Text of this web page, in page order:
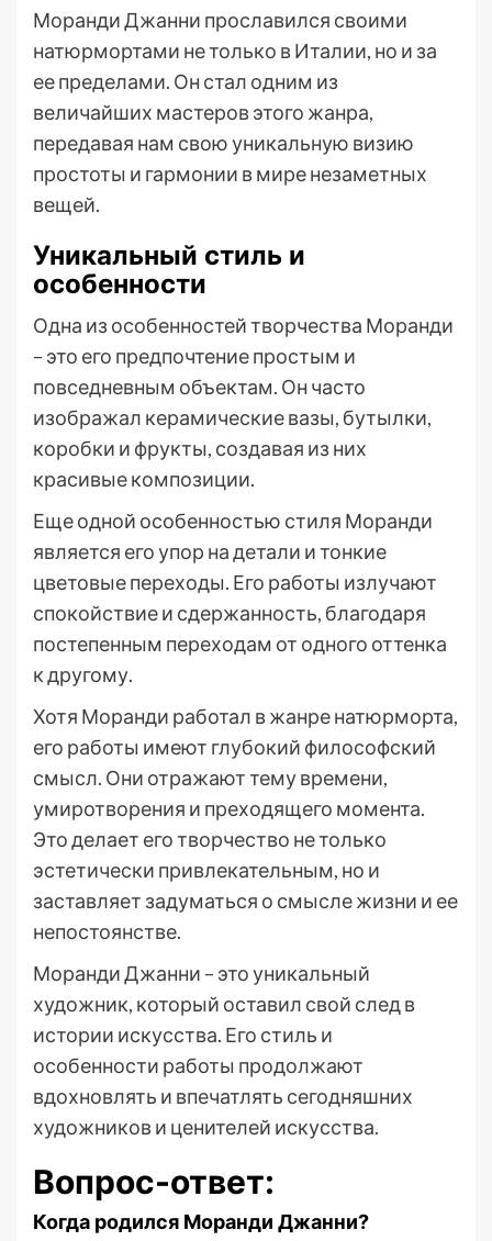
Моранди Джанни прославился своими
натюрмортами не только в Италии, но и за
ее пределами. Он стал одним из
величайших мастеров этого жанра,
передавая нам свою уникальную визию
простоты и гармонии в мире незаметных
вещей.
Уникальный стиль и
особенности
Одна из особенностей творчества Моранди
– это его предпочтение простым и
повседневным объектам. Он часто
изображал керамические вазы, бутылки,
коробки и фрукты, создавая из них
красивые композиции.
Еще одной особенностью стиля Моранди
является его упор на детали и тонкие
цветовые переходы. Его работы излучают
спокойствие и сдержанность, благодаря
постепенным переходам от одного оттенка
к другому.
Хотя Моранди работал в жанре натюрморта,
его работы имеют глубокий философский
смысл. Они отражают тему времени,
умиротворения и преходящего момента.
Это делает его творчество не только
эстетически привлекательным, но и
заставляет задуматься о смысле жизни и ее
непостоянстве.
Моранди Джанни – это уникальный
художник, который оставил свой след в
истории искусства. Его стиль и
особенности работы продолжают
вдохновлять и впечатлять сегодняшних
художников и ценителей искусства.
Вопрос-ответ:
Когда родился Моранди Джанни?